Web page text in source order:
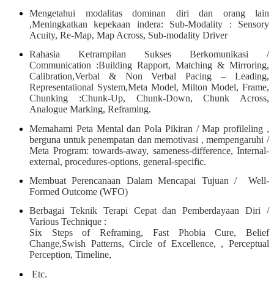
Mengetahui modalitas dominan diri dan orang lain
,Meningkatkan kepekaan indera: Sub-Modality : Sensory
Acuity, Re-Map, Map Across, Sub-modality Driver
Rahasia Ketrampilan Sukses Berkomunikasi /
Communication :Building Rapport, Matching & Mirroring,
Calibration,Verbal & Non Verbal Pacing – Leading,
Representational System,Meta Model, Milton Model, Frame,
Chunking :Chunk-Up, Chunk-Down, Chunk Across,
Analogue Marking, Reframing.
Memahami Peta Mental dan Pola Pikiran / Map profileling ,
berguna untuk penempatan dan memotivasi , mempengaruhi /
Meta Program: towards-away, sameness-difference, Internal-
external, procedures-options, general-specific.
Membuat Perencanaan Dalam Mencapai Tujuan / Well-
Formed Outcome (WFO)
Berbagai Teknik Terapi Cepat dan Pemberdayaan Diri /
Various Technique :
Six Steps of Reframing, Fast Phobia Cure, Belief
Change,Swish Patterns, Circle of Excellence, , Perceptual
Perception, Timeline,
Etc.